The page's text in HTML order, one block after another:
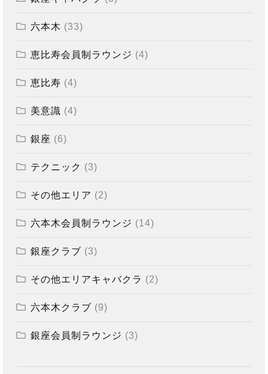
六本木 (33)
恵比寿会員制ラウンジ (4)
恵比寿 (4)
美意識 (4)
銀座 (6)
テクニック (3)
その他エリア (2)
六本木会員制ラウンジ (14)
銀座クラブ (3)
その他エリアキャバクラ (2)
六本木クラブ (9)
銀座会員制ラウンジ (3)